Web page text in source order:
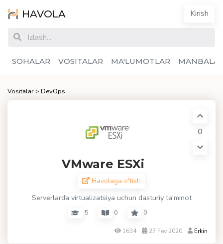
HAVOLA Kirish
SOHALAR VOSITALAR MA'LUMOTLAR
Vositalar> DevOps
VMware ESXi
Havolaga o'tish
Serverlarda virtualizatsiya uchun dasturiy ta'minot
5 0 0
0
1634 27 Fev 2020 Erkin